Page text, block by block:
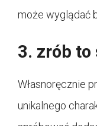
może wyglądać
3. zrób to
Własnoręcznie
unikalnego